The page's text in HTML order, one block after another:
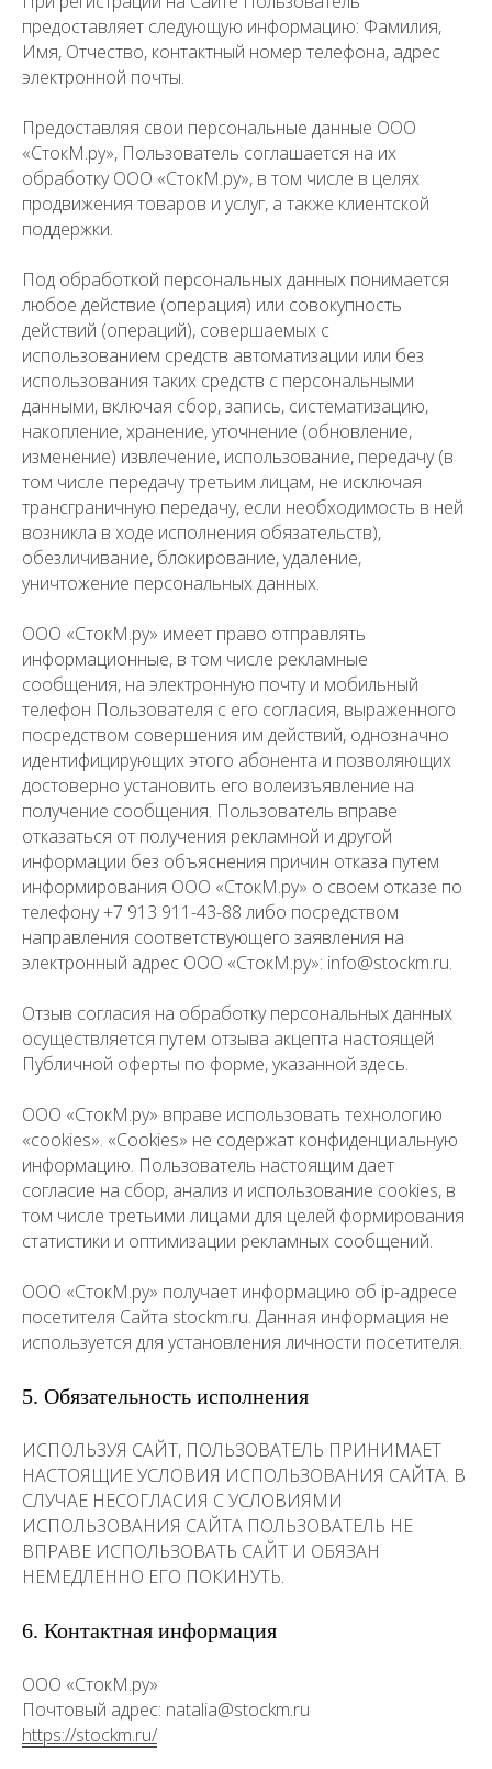
предоставляет следующую информацию: Фамилия,
Имя, Отчество, контактный номер телефона, адрес
электронной почты.
Предоставляя свои персональные данные ООО
«СтокМ.ру», Пользователь соглашается на их
обработку ООО «СтокМ.ру», в том числе в целях
продвижения товаров и услуг, а также клиентской
поддержки.
Под обработкой персональных данных понимается
любое действие (операция) или совокупность
действий (операций), совершаемых с
использованием средств автоматизации или без
использования таких средств с персональными
данными, включая сбор, запись, систематизацию,
накопление, хранение, уточнение (обновление,
изменение) извлечение, использование, передачу (в
том числе передачу третьим лицам, не исключая
трансграничную передачу, если необходимость в ней
возникла в ходе исполнения обязательств),
обезличивание, блокирование, удаление,
уничтожение персональных данных.
ООО «СтокМ.ру» имеет право отправлять
информационные, в том числе рекламные
сообщения, на электронную почту и мобильный
телефон Пользователя с его согласия, выраженного
посредством совершения им действий, однозначно
идентифицирующих этого абонента и позволяющих
достоверно установить его волеизъявление на
получение сообщения. Пользователь вправе
отказаться от получения рекламной и другой
информации без объяснения причин отказа путем
информирования ООО «СтокМ.ру» о своем отказе по
телефону +7 913 911-43-88 либо посредством
направления соответствующего заявления на
электронный адрес ООО «СтокМ.ру»: info@stockm.ru.
Отзыв согласия на обработку персональных данных
осуществляется путем отзыва акцепта настоящей
Публичной оферты по форме, указанной здесь.
ООО «СтокМ.ру» вправе использовать технологию
«cookies». «Cookies» не содержат конфиденциальную
информацию. Пользователь настоящим дает
согласие на сбор, анализ и использование cookies, в
том числе третьими лицами для целей формирования
статистики и оптимизации рекламных сообщений.
ООО «СтокМ.ру» получает информацию об ip-адресе
посетителя Сайта stockm.ru. Данная информация не
используется для установления личности посетителя.
5. Обязательность исполнения
ИСПОЛЬЗУЯ САЙТ, ПОЛЬЗОВАТЕЛЬ ПРИНИМАЕТ
НАСТОЯЩИЕ УСЛОВИЯ ИСПОЛЬЗОВАНИЯ САЙТА. В
СЛУЧАЕ НЕСОГЛАСИЯ С УСЛОВИЯМИ
ИСПОЛЬЗОВАНИЯ САЙТА ПОЛЬЗОВАТЕЛЬ НЕ
ВПРАВЕ ИСПОЛЬЗОВАТЬ САЙТ И ОБЯЗАН
НЕМЕДЛЕННО ЕГО ПОКИНУТЬ.
6. Контактная информация
ООО «СтокМ.ру»
Почтовый адрес: natalia@stockm.ru
https://stockm.ru/